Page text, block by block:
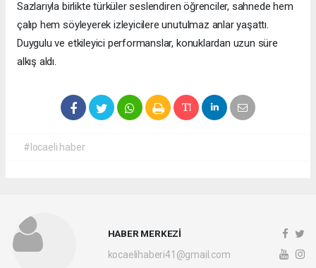
Sazlarıyla birlikte türküler seslendiren öğrenciler, sahnede hem
çalıp hem söyleyerek izleyicilere unutulmaz anlar yaşattı.
Duygulu ve etkileyici performanslar, konuklardan uzun süre
alkış aldı.
#locaeli haber
HABER MERKEZİ
kocaelihaberi41@gmail.com